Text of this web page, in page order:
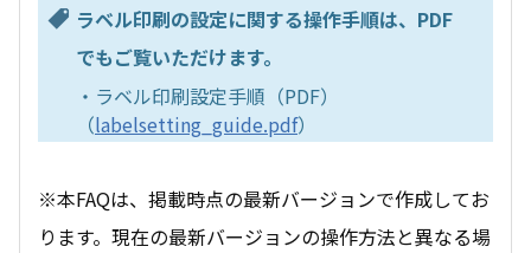
ラベル印刷の設定に関する操作手順は、PDF
でもご覧いただけます。
・ラベル印刷設定手順（PDF）
（labelsetting_guide.pdf）
※本FAQは、掲載時点の最新バージョンで作成してお
ります。現在の最新バージョンの操作方法と異なる場